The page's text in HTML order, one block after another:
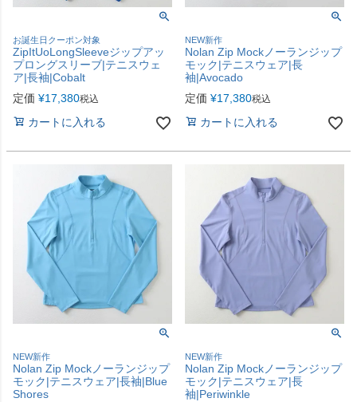
お誕生日クーポン対象
ZipItUoLongSleeveジップアッ
プロングスリーブ|テニスウェ
ア|長袖|Cobalt
定価 ¥17,380税込
カートに入れる
NEW新作
Nolan Zip Mockノーランジップ
モック|テニスウェア|長
袖|Avocado
定価 ¥17,380税込
カートに入れる
NEW新作
Nolan Zip Mockノーランジップ
モック|テニスウェア|長袖|Blue
Shores
NEW新作
Nolan Zip Mockノーランジップ
モック|テニスウェア|長
袖|Periwinkle